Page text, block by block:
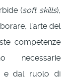
(soft skills),
l’arte del
competenze
necessarie
e dal ruolo di